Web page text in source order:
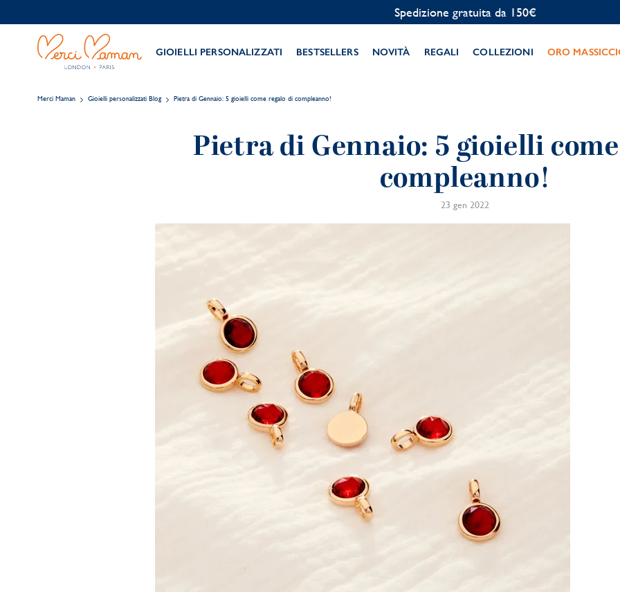
Personalizzazione gratuita
GIOIELLI PERSONALIZZATI BESTSELLERS NOVITÀ REGALI COLLEZIONI ORO
Merci Maman Gioielli personalizzati Blog Pietra di Gennaio: 5 gioielli come regalo di compleanno!
Pietra di Gennaio: 5 gioielli
compleanno!
23 gen 2022